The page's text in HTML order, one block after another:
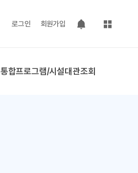
로그인 회원가입
팝업 열기
사이트맵
통합프로그램/시설대관조회